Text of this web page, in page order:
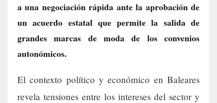
a una negociación rápida ante la aprobación de
un acuerdo estatal que permite la salida de
grandes marcas de moda de los convenios
autonómicos.
El contexto político y económico en Baleares
revela tensiones entre los intereses del sector y